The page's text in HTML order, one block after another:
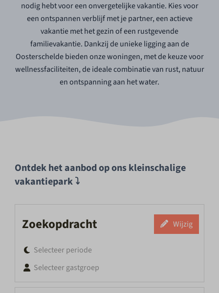
nodig hebt voor een onvergetelijke vakantie. Kies voor
een ontspannen verblijf met je partner, een actieve
vakantie met het gezin of een rustgevende
familievakantie. Dankzij de unieke ligging aan de
Oosterschelde bieden onze woningen, met de keuze voor
wellnessfaciliteiten, de ideale combinatie van rust, natuur
en ontspanning aan het water.
Ontdek het aanbod op ons kleinschalige
vakantiepark ⤵
Zoekopdracht Wijzig
Selecteer periode
Selecteer gastgroep